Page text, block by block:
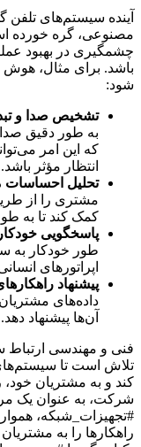
آینده سیستم‌های تلفن
مصنوعی، گره خورده
چشمگیری در بهبود
باشد. برای مثال، هوش
شود:
تشخیص صدا و
به طور دقیق صدا
که این امر
انتظار مؤثر باشد.
تحلیل
مشتری را از
کمک کند تا به
پاسخگویی
طور خودکار به
اپراتورهای
پیشنهاد
داده‌های
آن‌ها پیشنهاد دهد.
فنی و مهندسی ارتباط
تلاش است تا
کند و به مشتریان خود،
شرکت، به عنوان یک
#تجهیزات_شبکه،
راهکارها را به